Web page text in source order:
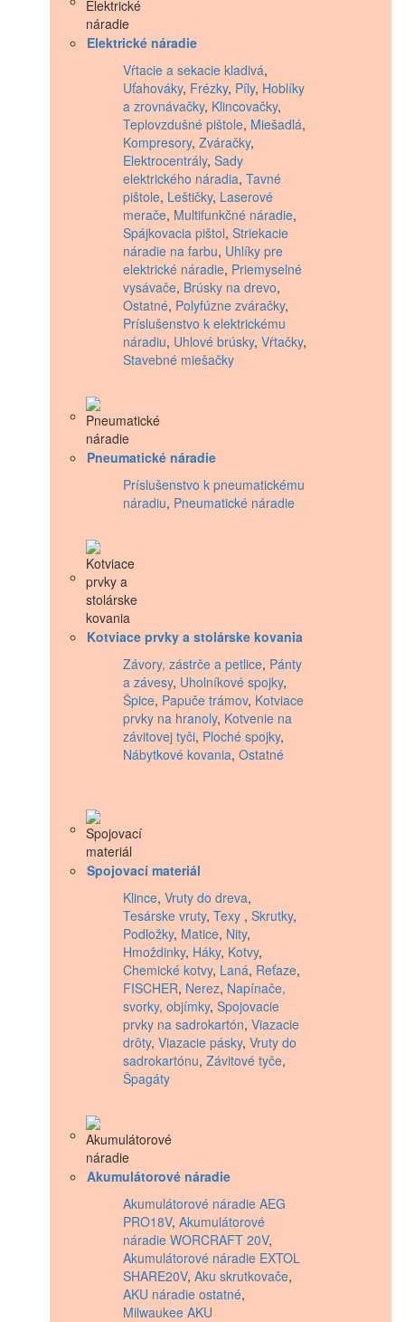
Elektrické náradie
Vŕtacie a sekacie kladivá,
Uťahováky, Frézky, Píly, Hoblíky
a zrovnávačky, Klincovačky,
Teplovzdušné pištole, Miešadlá,
Kompresory, Zváračky,
Elektrocentrály, Sady
elektrického náradia, Tavné
pištole, Leštičky, Laserové
merače, Multifunkčné náradie,
Spájkovacia pištol, Striekacie
náradie na farbu, Uhlíky pre
elektrické náradie, Priemyselné
vysávače, Brúsky na drevo,
Ostatné, Polyfúzne zváračky,
Príslušenstvo k elektrickému
náradiu, Uhlové brúsky, Vŕtačky,
Stavebné miešačky
Pneumatické náradie
Príslušenstvo k pneumatickému
náradiu, Pneumatické náradie
Kotviace prvky a stolárske kovania
Závory, zástrče a petlice, Pánty
a závesy, Uholníkové spojky,
Špice, Papuče trámov, Kotviace
prvky na hranoly, Kotvenie na
závitovej tyči, Ploché spojky,
Nábytkové kovania, Ostatné
Spojovací materiál
Klince, Vruty do dreva,
Tesárske vruty, Texy , Skrutky,
Podložky, Matice, Nity,
Hmoždinky, Háky, Kotvy,
Chemické kotvy, Laná, Reťaze,
FISCHER, Nerez, Napínače,
svorky, objímky, Spojovacie
prvky na sadrokartón, Viazacie
drôty, Viazacie pásky, Vruty do
sadrokartónu, Závitové tyče,
Špagáty
Akumulátorové náradie
Akumulátorové náradie AEG
PRO18V, Akumulátorové
náradie WORCRAFT 20V,
Akumulátorové náradie EXTOL
SHARE20V, Aku skrutkovače,
AKU náradie ostatné,
Milwaukee AKU